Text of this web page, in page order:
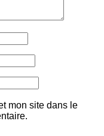
mon site dans le